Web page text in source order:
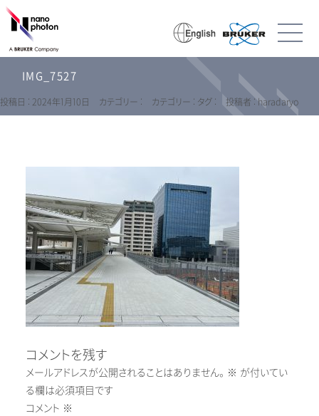
IMG_7527
投稿日 : 2024年1月10日 カテゴリー : カテゴリー : タグ : 投稿者 : haradaryo
コメントを残す
メールアドレスが公開されることはありません。 ※ が付いてい
る欄は必須項目です
コメント ※